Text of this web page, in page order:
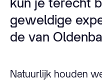
geweldige
de van
Natuurlijk houden